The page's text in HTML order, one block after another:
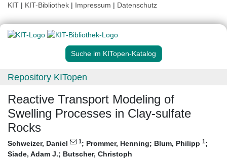
KIT | KIT-Bibliothek | Impressum | Datenschutz
Suche im KITopen-Katalog
Repository KITopen
Reactive Transport Modeling of
Swelling Processes in Clay-sulfate
Rocks
Schweizer, Daniel 1; Prommer, Henning; Blum, Philipp 1;
Siade, Adam J.; Butscher, Christoph